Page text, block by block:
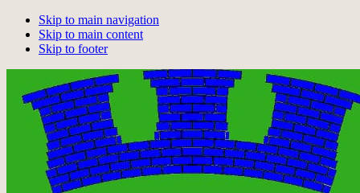
Skip to main navigation
Skip to main content
Skip to footer